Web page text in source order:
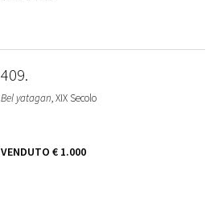
409
Bel yatagan, XIX Secolo
VENDUTO € 1.000